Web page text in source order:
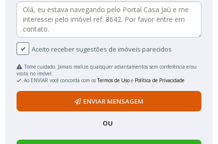
Aceito receber sugestões de imóveis parecidos
Tome cuidado. Jamais realize quaisquer adiantamentos sem conferência e/ou
visita no imóvel.
Ao ENVIAR você concorda com osTermos de Uso e Política de Privacidade
ENVIAR MENSAGEM
OU